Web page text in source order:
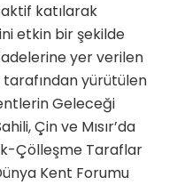
katılarak
etkin bir şekilde
yer verilen
tarafından yürütülen
Geleceği
Çin ve Mısır’da
Çölleşme Taraflar
Kent Forumu